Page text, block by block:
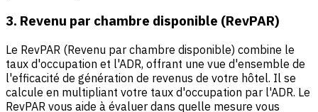
3. Revenu par chambre disponible (RevPAR)
Le RevPAR (Revenu par chambre disponible) combine le
taux d'occupation et l'ADR, offrant une vue d'ensemble de
l'efficacité de génération de revenus de votre hôtel. Il se
calcule en multipliant votre taux d'occupation par l'ADR. Le
RevPAR vous aide à évaluer dans quelle mesure vous